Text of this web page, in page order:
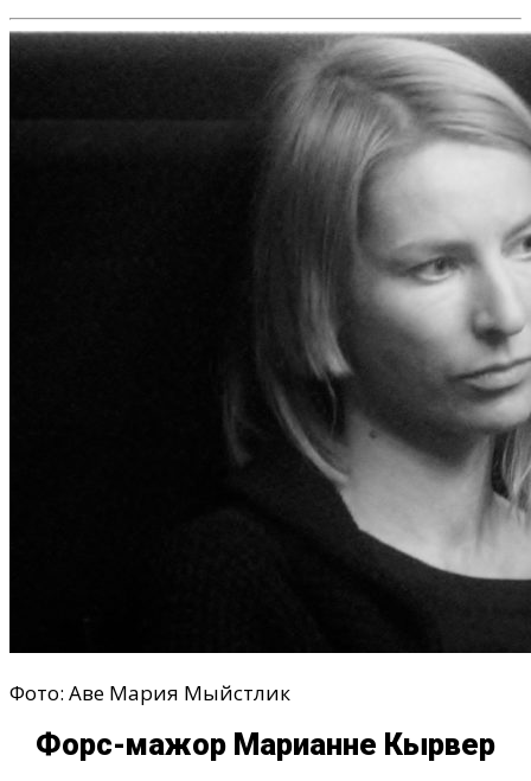
Фото: Аве Мария Мыйстлик
Форс-мажор Марианне Кырвер